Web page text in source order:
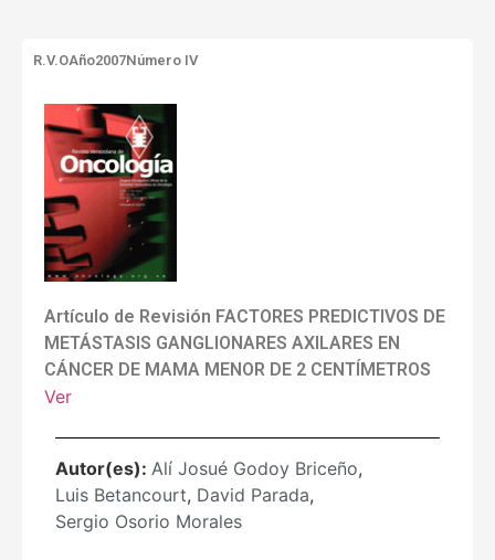
R.V.OAño2007Número IV
Artículo de Revisión FACTORES PREDICTIVOS DE
METÁSTASIS GANGLIONARES AXILARES EN
CÁNCER DE MAMA MENOR DE 2 CENTÍMETROS
Ver
Autor(es): Alí Josué Godoy Briceño,
Luis Betancourt, David Parada,
Sergio Osorio Morales